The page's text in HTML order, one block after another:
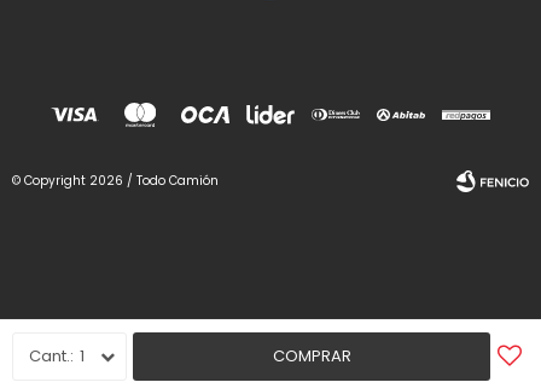
1 COMPRAR
© Copyright 2026 / Todo Camión
Fenicio